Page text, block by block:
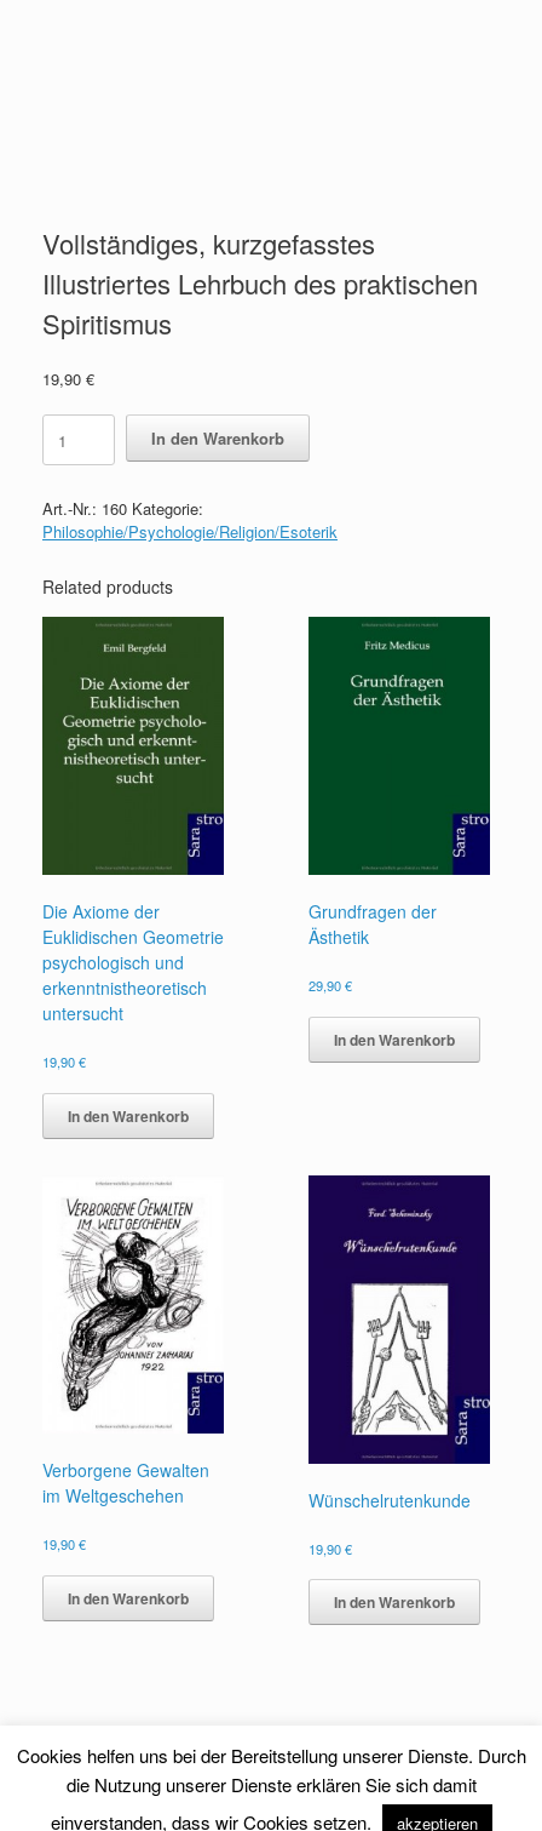
Vollständiges, kurzgefasstes
Illustriertes Lehrbuch des praktischen
Spiritismus
19,90 €
Vollständiges,
kurzgefasstes
Illustriertes
des
praktischen
quantity
In den Warenkorb
Art.-Nr.: 160 Kategorie:
Philosophie/Psychologie/Religion/Esoterik
Related products
Die Axiome der
Euklidischen Geometrie
psychologisch und
erkenntnistheoretisch
untersucht
19,90€
In den Warenkorb
Grundfragen der
Ästhetik
29,90€
In den Warenkorb
Verborgene Gewalten
im Weltgeschehen
19,90€
In den Warenkorb
Wünschelrutenkunde
19,90€
In den Warenkorb
Cookies helfen uns bei der Bereitstellung unserer Dienste. Durch
die Nutzung unserer Dienste erklären Sie sich damit
einverstanden, dass wir Cookies setzen.
akzeptieren